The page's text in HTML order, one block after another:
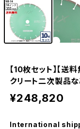
【10枚セット】【
クリート二次製品
¥248,820
International